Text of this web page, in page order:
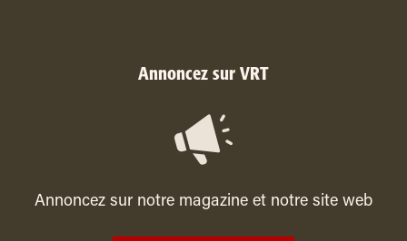
Annoncez sur VRT
Annoncez sur notre magazine et notre site web